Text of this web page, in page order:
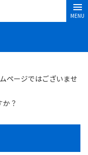
MENU
ページではございませ
？